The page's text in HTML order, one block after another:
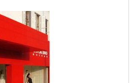
processo deve ser
profissional, por
e experientes. Isso
realizado de
danificar o veículo